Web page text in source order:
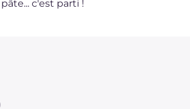
c'est parti !